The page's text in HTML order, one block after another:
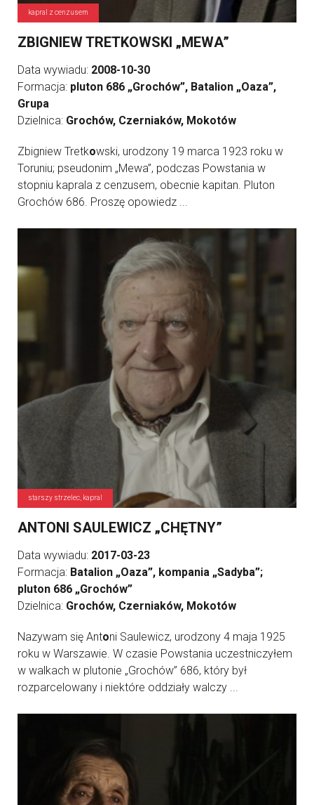
kapral z cenzusem
ZBIGNIEW TRETKOWSKI „MEWA”
Data wywiadu: 2008-10-30
Formacja: pluton 686 „Grochów”, Batalion „Oaza”,
Grupa
Dzielnica: Grochów, Czerniaków, Mokotów
Zbigniew Tretkowski, urodzony 19 marca 1923 roku w
Toruniu; pseudonim „Mewa”, podczas Powstania w
stopniu kaprala z cenzusem, obecnie kapitan. Pluton
Grochów 686. Proszę opowiedz ...
starszy strzelec, kapral
ANTONI SAULEWICZ „CHĘTNY”
Data wywiadu: 2017-03-23
Formacja: Batalion „Oaza”, kompania „Sadyba”;
pluton 686 „Grochów”
Dzielnica: Grochów, Czerniaków, Mokotów
Nazywam się Antoni Saulewicz, urodzony 4 maja 1925
roku w Warszawie. W czasie Powstania uczestniczyłem
w walkach w plutonie „Grochów” 686, który był
rozparcelowany i niektóre oddziały walczy ...